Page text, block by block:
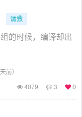
请教
的时候，编译却出
前）
4079 3 0